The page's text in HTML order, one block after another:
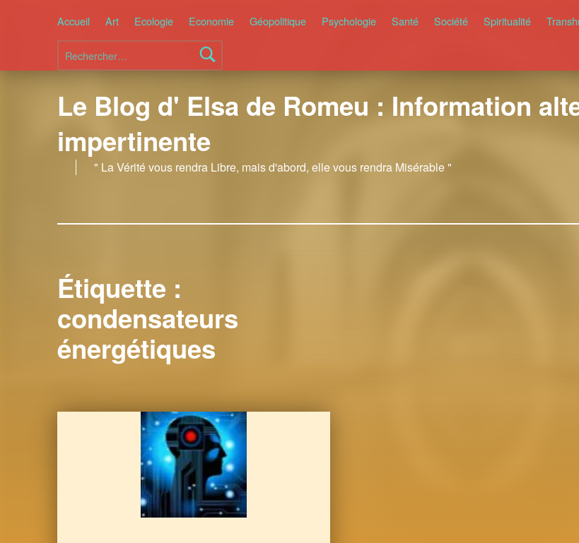
Rechercher :
Accueil Art Ecologie Economie Géopolitique Psychologie Santé Société Spiritualité
Le Blog d' Elsa de Romeu : Information
impertinente
" La Vérité vous rendra Libre, mais d'abord, elle vous rendra Misérable "
Étiquette :
condensateurs
énergétiques